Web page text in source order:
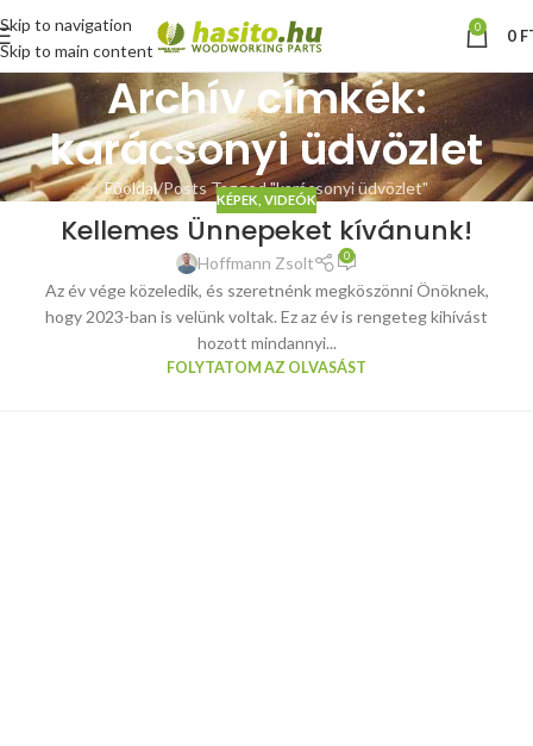
Skip to navigation
Skip to main content
0 0
Archív címkék:
karácsonyi üdvözlet
Főoldal Posts Tagged "karácsonyi üdvözlet"
KÉPEK, VIDEÓK
Kellemes Ünnepeket kívánunk!
Hoffmann Zsolt 0
Az év vége közeledik, és szeretnénk megköszönni Önöknek,
hogy 2023-ban is velünk voltak. Ez az év is rengeteg kihívást
hozott mindannyi...
FOLYTATOM AZ OLVASÁST